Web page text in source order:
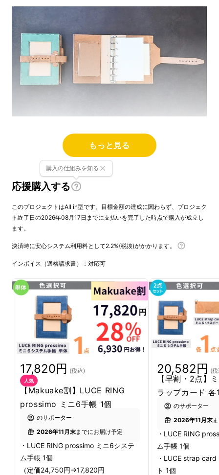
手帳ユーザーに人気の高いミニ6サイズのシス
テム手帳。
コンパクトさと書きやすさのバランスがよく、
日常使いにも持ち運びにも適しています。
※穴付きのリフィルは付属しておりません。
※見本用リフィルサイズ：80㎜×126㎜
2026年は新たに、システム手帳に挑戦しまし
た。
初めて挑戦したM5サイズでは、大変嬉しいこ
とに889万円もの応援購入をいただきました！
もっと見る
応援購入する
購入の仕組みを知る
このプロジェクトはAll in型です。目標金額の達成に関わらず、プロジェク
ト終了日の2026年08月17日までに支払いを完了した時点で購入が成立し
ます。
決済時に安心システム利用料として2.2%(税抜)がかかります。
インボイス（適格請求書）：対応可
17,820円 (税込)
人気
【Makuake割】LUCE RING
prossimo ミニ6手帳 1個
のサポーター
2026年11月末までにお届け予定
・LUCE RING prossimo ミニ6システ
ム手帳 1個
（定価24,750円→17,820円
20,582円 (
【早割・2点】
ラップカード 各
のサポーター
2026年11月末
・LUCE RING
ム手帳 1個
・LUCE strap
ト 1個